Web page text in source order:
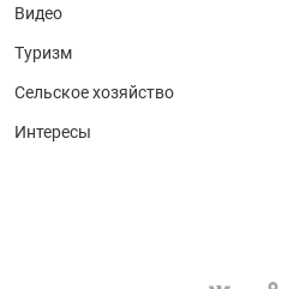
Видео
Туризм
Сельское хозяйство
Интересы